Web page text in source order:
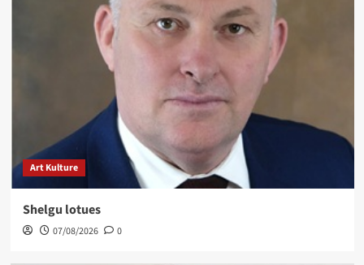
Art Kulture
Shelgu lotues
07/08/2026 0